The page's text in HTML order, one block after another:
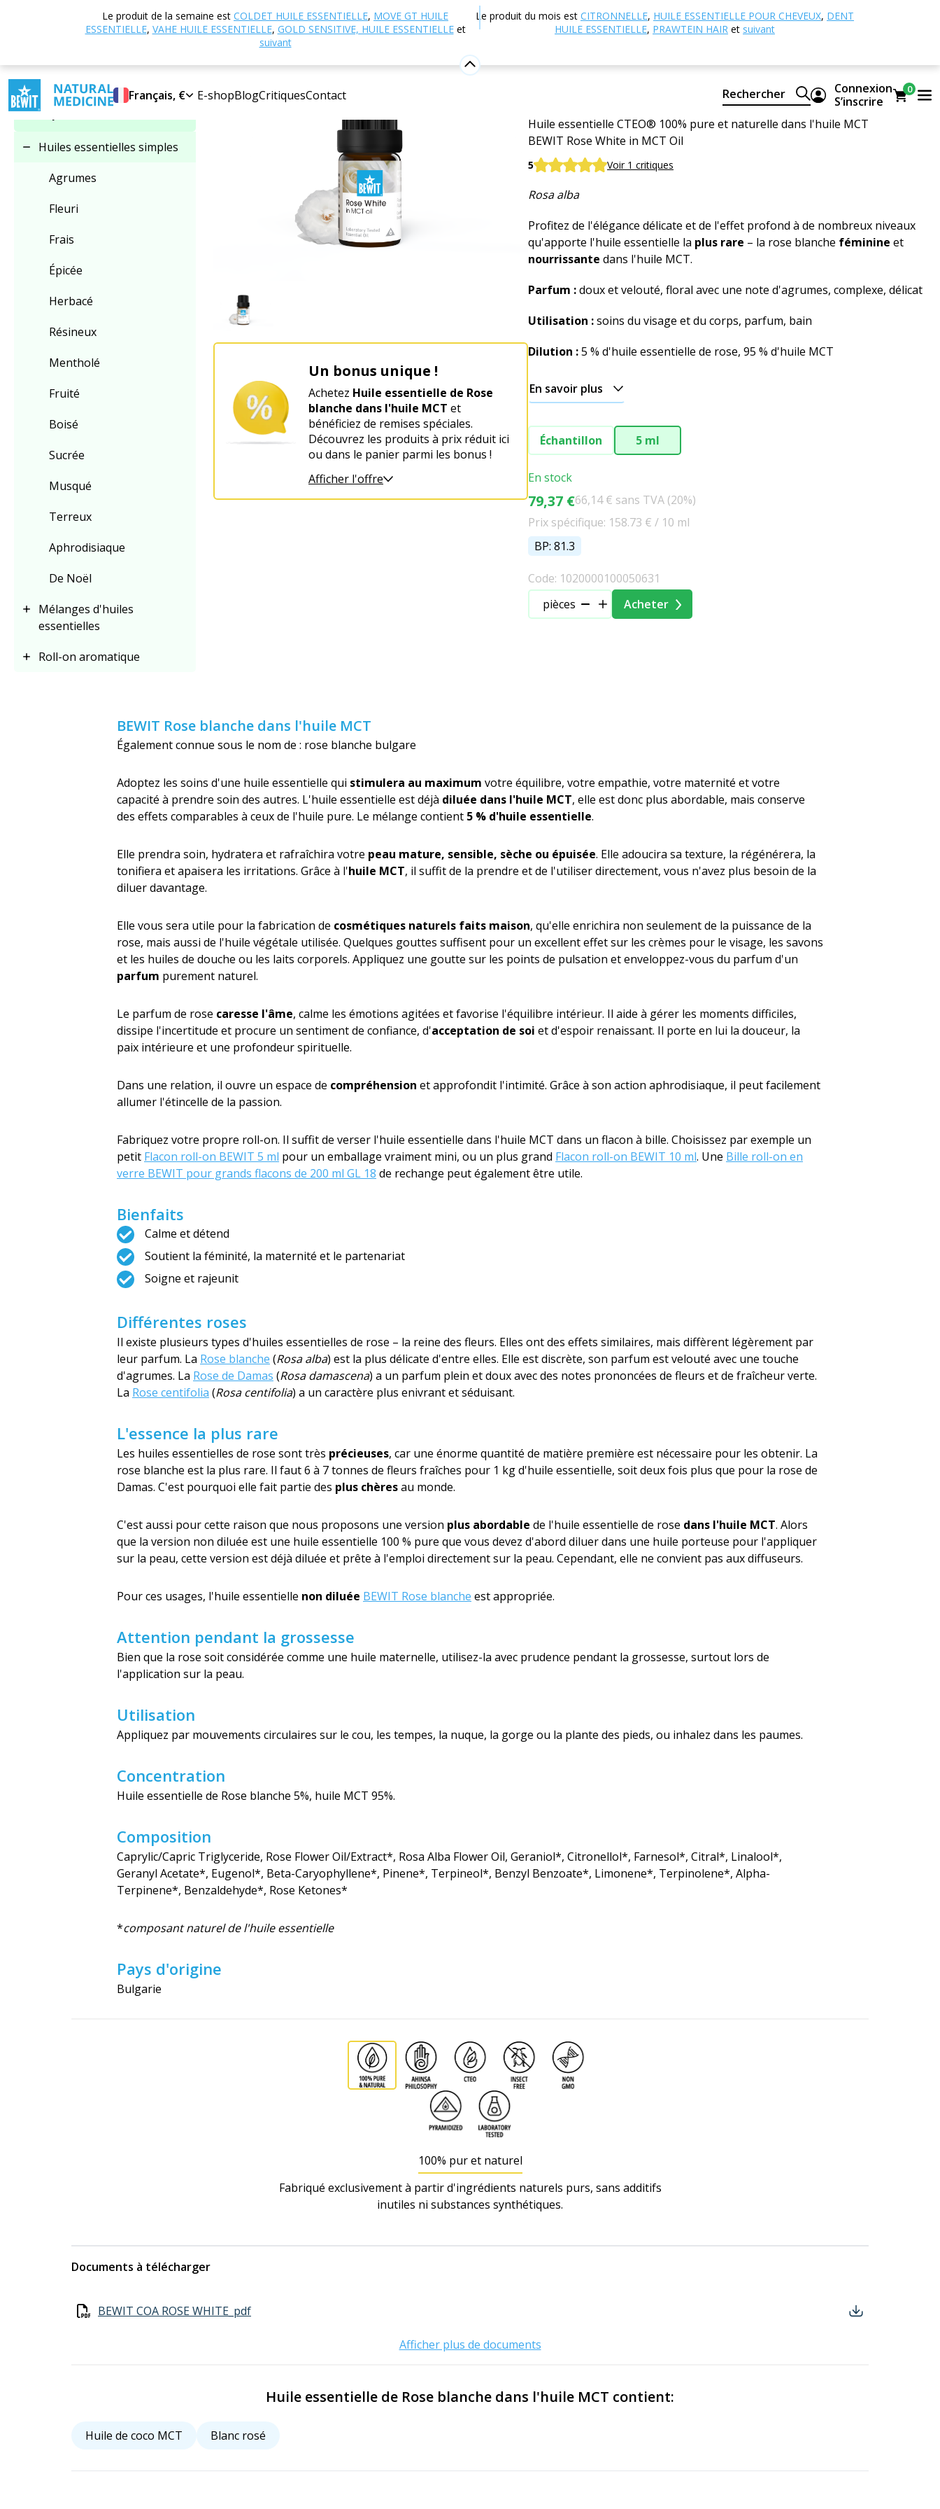
Le produit de la semaine est COLDET HUILE ESSENTIELLE, MOVE GT HUILE
ESSENTIELLE, VAHE HUILE ESSENTIELLE, GOLD SENSITIVE, HUILE ESSENTIELLEet
suivant
Le produit du mois est CITRONNELLE, HUILE ESSENTIELLE POUR CHEVEUX, DENT
HUILE ESSENTIELLE, PRAWTEIN HAIR et suivant
Français, € E-shopBlogCritiquesContact Rechercher
Connexion
S’inscrire
0
Sélectionner une
Huiles essentielles
simples
Huiles essentielles simples
Agrumes
Fleuri
Frais
Épicée
Herbacé
Résineux
Mentholé
Fruité
Boisé
Sucrée
Musqué
Terreux
Aphrodisiaque
De Noël
Mélanges d'huiles
essentielles
Roll-on aromatique
Huiles essentielles
blanche dans l'huile MCT
Un bonus unique !
Achetez Huile essentielle de Rose
blanche dans l'huile MCT et
bénéficiez de remises spéciales.
Découvrez les produits à prix réduit ici
ou dans le panier parmi les bonus !
Afficher l'offre
Huile essentielle de Rose blanche dans
Huile essentielle CTEO® 100% pure et naturelle dans l'huile MCT
BEWIT Rose White in MCT Oil
5 Voir 1 critiques
Rosa alba
Profitez de l'élégance délicate et de l'effet profond à de nombreux niveaux
qu'apporte l'huile essentielle la plus rare – la rose blanche féminine et
nourrissante dans l'huile MCT.
Parfum :doux et velouté, floral avec une note d'agrumes, complexe, délicat
Utilisation :soins du visage et du corps, parfum, bain
Dilution :5 % d'huile essentielle de rose, 95 % d'huile MCT
En savoir plus
Échantillon 5 ml
En stock
79,37 €66,14 € sans TVA (20%)
Prix spécifique: 158.73 € / 10 ml
BP: 81.3
Code: 1020000100050631
pièces
Acheter
BEWIT Rose blanche dans l'huile MCT
Également connue sous le nom de : rose blanche bulgare
Adoptez les soins d'une huile essentielle qui stimulera au maximum votre équilibre, votre empathie, votre maternité et votre
capacité à prendre soin des autres. L'huile essentielle est déjà diluée dans l'huile MCT, elle est donc plus abordable, mais conserve
des effets comparables à ceux de l'huile pure. Le mélange contient 5 % d'huile essentielle.
Elle prendra soin, hydratera et rafraîchira votre peau mature, sensible, sèche ou épuisée. Elle adoucira sa texture, la régénérera, la
tonifiera et apaisera les irritations. Grâce à l'huile MCT, il suffit de la prendre et de l'utiliser directement, vous n'avez plus besoin de la
diluer davantage.
Elle vous sera utile pour la fabrication de cosmétiques naturels faits maison, qu'elle enrichira non seulement de la puissance de la
rose, mais aussi de l'huile végétale utilisée. Quelques gouttes suffisent pour un excellent effet sur les crèmes pour le visage, les savons
et les huiles de douche ou les laits corporels. Appliquez une goutte sur les points de pulsation et enveloppez-vous du parfum d'un
parfum purement naturel.
Le parfum de rose caresse l'âme, calme les émotions agitées et favorise l'équilibre intérieur. Il aide à gérer les moments difficiles,
dissipe l'incertitude et procure un sentiment de confiance, d'acceptation de soi et d'espoir renaissant. Il porte en lui la douceur, la
paix intérieure et une profondeur spirituelle.
Dans une relation, il ouvre un espace de compréhension et approfondit l'intimité. Grâce à son action aphrodisiaque, il peut facilement
allumer l'étincelle de la passion.
Fabriquez votre propre roll-on. Il suffit de verser l'huile essentielle dans l'huile MCT dans un flacon à bille. Choisissez par exemple un
petit Flacon roll-on BEWIT 5 ml pour un emballage vraiment mini, ou un plus grand Flacon roll-on BEWIT 10 ml. Une Bille roll-on en
verre BEWIT pour grands flacons de 200 ml GL 18 de rechange peut également être utile.
Bienfaits
Calme et détend
Soutient la féminité, la maternité et le partenariat
Soigne et rajeunit
Différentes roses
Il existe plusieurs types d'huiles essentielles de rose – la reine des fleurs. Elles ont des effets similaires, mais diffèrent légèrement par
leur parfum. La Rose blanche (Rosa alba) est la plus délicate d'entre elles. Elle est discrète, son parfum est velouté avec une touche
d'agrumes. La Rose de Damas (Rosa damascena) a un parfum plein et doux avec des notes prononcées de fleurs et de fraîcheur verte.
La Rose centifolia (Rosa centifolia) a un caractère plus enivrant et séduisant.
L'essence la plus rare
Les huiles essentielles de rose sont très précieuses, car une énorme quantité de matière première est nécessaire pour les obtenir. La
rose blanche est la plus rare. Il faut 6 à 7 tonnes de fleurs fraîches pour 1 kg d'huile essentielle, soit deux fois plus que pour la rose de
Damas. C'est pourquoi elle fait partie des plus chèresau monde.
C'est aussi pour cette raison que nous proposons une version plus abordable de l'huile essentielle de rose dans l'huile MCT. Alors
que la version non diluée est une huile essentielle 100 % pure que vous devez d'abord diluer dans une huile porteuse pour l'appliquer
sur la peau, cette version est déjà diluée et prête à l'emploi directement sur la peau. Cependant, elle ne convient pas aux diffuseurs.
Pour ces usages, l'huile essentielle non diluée BEWIT Rose blanche est appropriée.
Attention pendant la grossesse
Bien que la rose soit considérée comme une huile maternelle, utilisez-la avec prudence pendant la grossesse, surtout lors de
l'application sur la peau.
Utilisation
Appliquez par mouvements circulaires sur le cou, les tempes, la nuque, la gorge ou la plante des pieds, ou inhalez dans les paumes.
Concentration
Huile essentielle de Rose blanche 5%, huile MCT 95%.
Composition
Caprylic/Capric Triglyceride, Rose Flower Oil/Extract*, Rosa Alba Flower Oil, Geraniol*, Citronellol*, Farnesol*, Citral*, Linalool*,
Geranyl Acetate*, Eugenol*, Beta-Caryophyllene*, Pinene*, Terpineol*, Benzyl Benzoate*, Limonene*, Terpinolene*, Alpha-
Terpinene*, Benzaldehyde*, Rose Ketones*
*composant naturel de l'huile essentielle
Pays d'origine
Bulgarie
100% pur et naturel
Fabriqué exclusivement à partir d'ingrédients naturels purs, sans additifs
inutiles ni substances synthétiques.
Documents à télécharger
BEWIT COA ROSE WHITE_pdf
Afficher plus de documents
Huile essentielle de Rose blanche dans l'huile MCT contient:
Huile de coco MCT Blanc rosé